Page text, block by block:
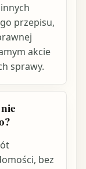
przepisu,
akcie
sprawy.
bez